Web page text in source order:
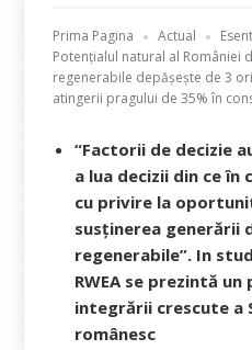
Prima Pagina Actual
Potențialul natural al României
regenerabile depășește de 3
atingerii pragului de 35% în
“Factorii de decizie
a lua decizii din ce
cu privire la
susținerea generării
regenerabile”. In
RWEA se prezintă
integrării crescute a
românesc